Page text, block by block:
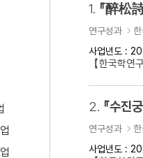
안내
정조 OR 정약용 “정조” 또는 “
료를 검색
1. 『醉松
연구성과
사업년도 :
【한국학
2. 『수진
연구성과
사업년도 :